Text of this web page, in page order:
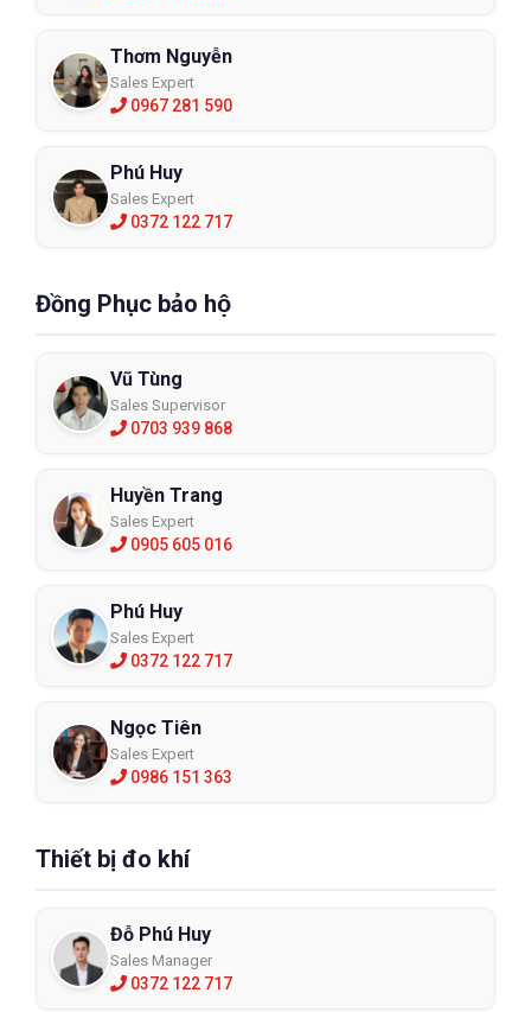
Thơm Nguyễn
Sales Expert
0967 281 590
Phú Huy
Sales Expert
0372 122 717
Đồng Phục bảo hộ
Vũ Tùng
Sales Supervisor
0703 939 868
Huyền Trang
Sales Expert
0905 605 016
Phú Huy
Sales Expert
0372 122 717
Ngọc Tiên
Sales Expert
0986 151 363
Thiết bị đo khí
Đỗ Phú Huy
Sales Manager
0372 122 717